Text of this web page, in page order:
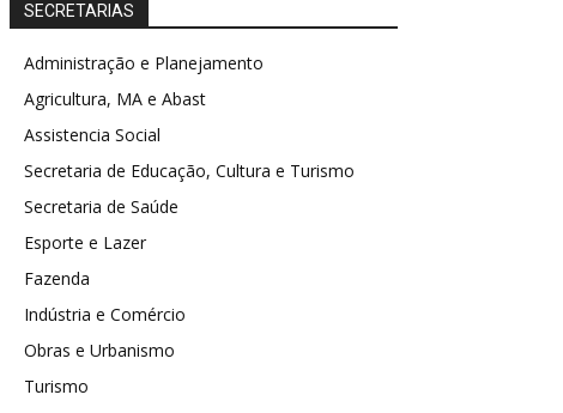
SECRETARIAS
Administração e Planejamento
Agricultura, MA e Abast
Assistencia Social
Secretaria de Educação, Cultura e Turismo
Secretaria de Saúde
Esporte e Lazer
Fazenda
Indústria e Comércio
Obras e Urbanismo
Turismo